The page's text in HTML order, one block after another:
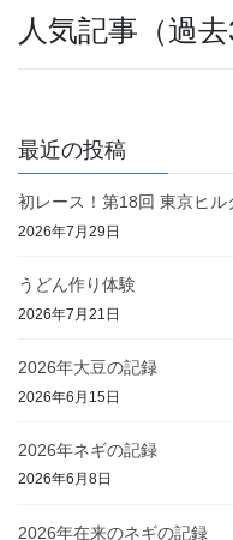
人気記事（過去
最近の投稿
初レース！第18回 東京ヒ
2026年7月29日
うどん作り体験
2026年7月21日
2026年大豆の記録
2026年6月15日
2026年ネギの記録
2026年6月8日
2026年在来のネギの記録